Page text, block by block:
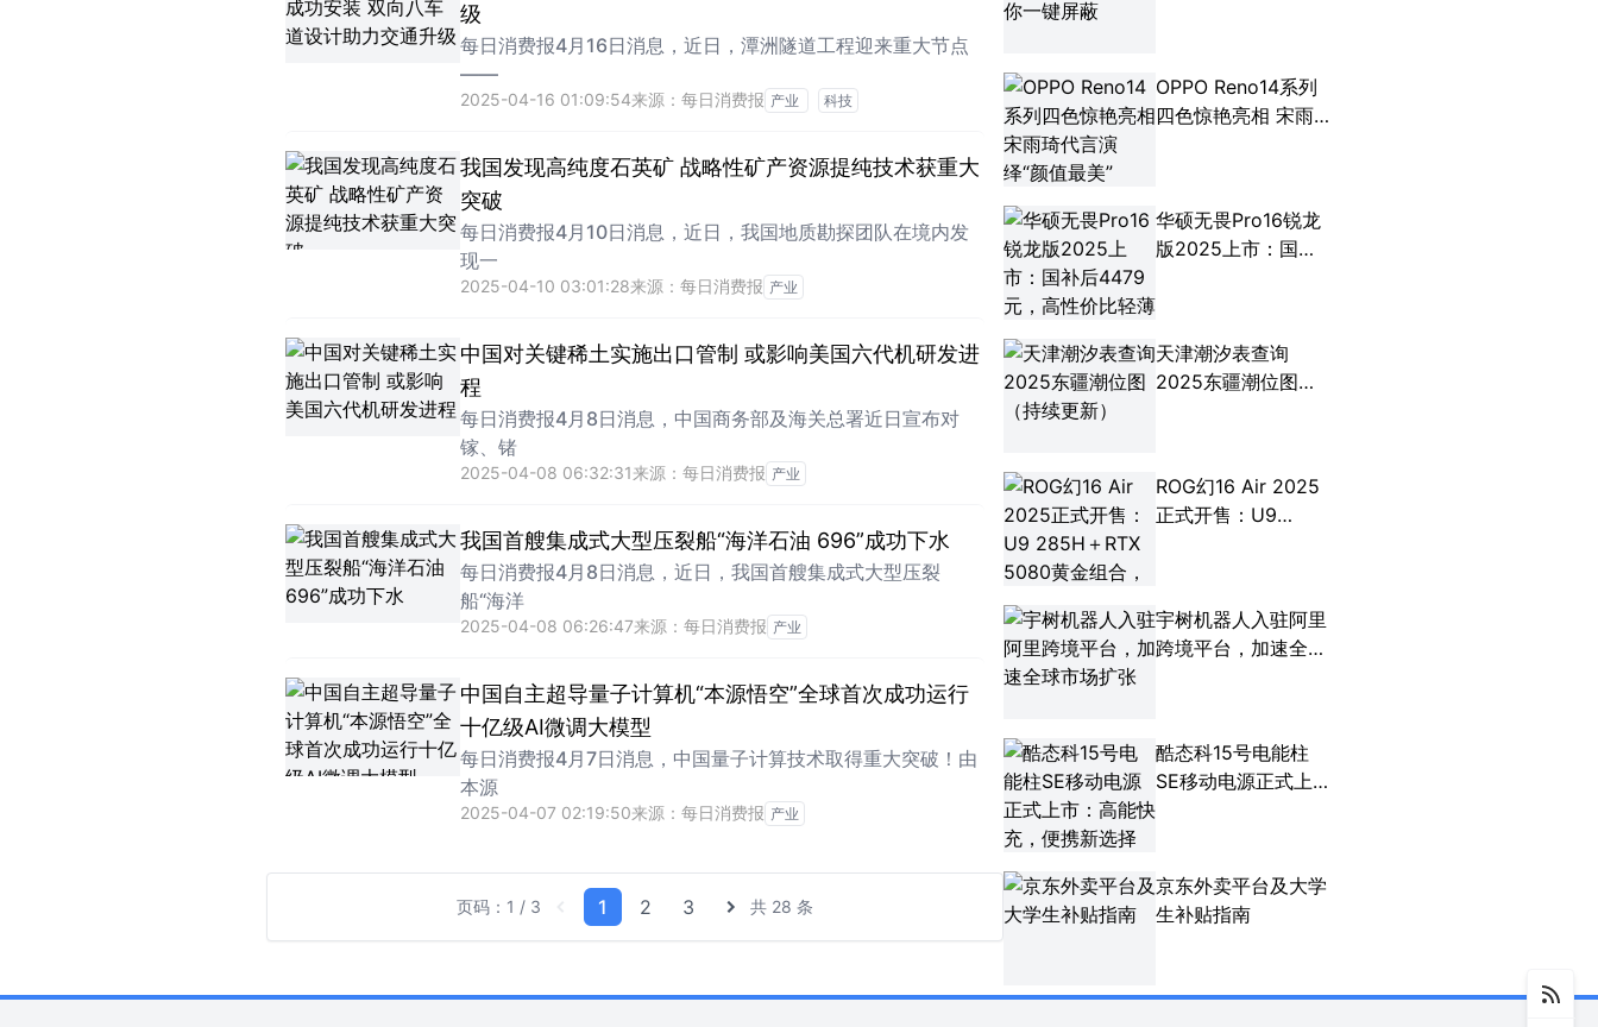
级
每日消费报4月16日消息，近日，潭洲隧道工程迎来重大节点
——
2025-04-16 01:09:54来源：每日消费报 产业 科技
我国发现高纯度石英矿 战略性矿产资源提纯技术获重大
突破
每日消费报4月10日消息，近日，我国地质勘探团队在境内发
现一
2025-04-10 03:01:28来源：每日消费报 产业
中国对关键稀土实施出口管制 或影响美国六代机研发进
程
每日消费报4月8日消息，中国商务部及海关总署近日宣布对
镓、锗
2025-04-08 06:32:31来源：每日消费报 产业
我国首艘集成式大型压裂船“海洋石油 696”成功下水
每日消费报4月8日消息，近日，我国首艘集成式大型压裂
船“海洋
2025-04-08 06:26:47来源：每日消费报 产业
中国自主超导量子计算机“本源悟空”全球首次成功运行
十亿级AI微调大模型
每日消费报4月7日消息，中国量子计算技术取得重大突破！由
本源
2025-04-07 02:19:50来源：每日消费报 产业
页码：1 / 3 1 2 3 共 28 条
OPPO Reno14系列
四色惊艳亮相 宋雨
华硕无畏Pro16锐龙
版2025上市：国补
天津潮汐表查询
2025东疆潮位图
ROG幻16 Air 2025
正式开售：U9
宇树机器人入驻阿里
跨境平台，加速全球
酷态科15号电能柱
SE移动电源正式上
京东外卖平台及大学
生补贴指南